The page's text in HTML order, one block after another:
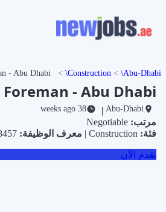
Abu-Dhabi
Construction
- Abu Dhabi
Foreman - Abu Dhabi
Abu-Dhabi
|
38 weeks ago
مرتب:
فئة:
معرف الوظيفة:
تقدم الآن